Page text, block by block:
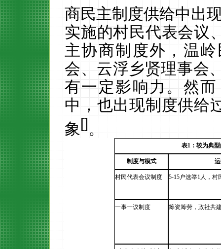
商民主制度供给中出
实施的村民代表会议
主协商制度外，温
会、云浮乡贤理事会
有一定影响力。然
中，也出现制度供给
象[]。
表1： 较为典
制度与模式
村民代表会议制度 5-15户选举1人，村
一事一议制度 筹资筹劳，政社共